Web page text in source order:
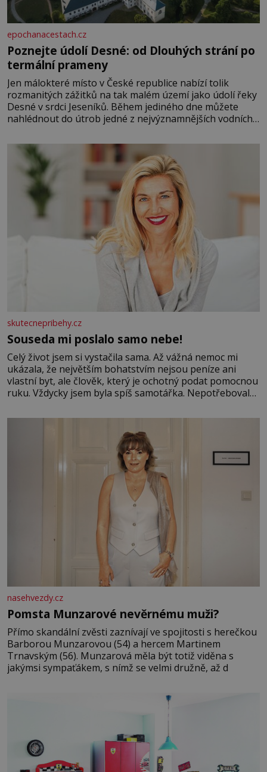
epochanacestach.cz
Poznejte údolí Desné: od Dlouhých strání po
termální prameny
Jen málokteré místo v České republice nabízí tolik
rozmanitých zážitků na tak malém území jako údolí řeky
Desné v srdci Jeseníků. Během jediného dne můžete
nahlédnout do útrob jedné z nejvýznamnějších vodních
se na koloběžce a den zakončit poznáváním památek ve
Velkých Losinách nebo v termálním
skutecnepribehy.cz
Souseda mi poslalo samo nebe!
Celý život jsem si vystačila sama. Až vážná nemoc mi
ukázala, že největším bohatstvím nejsou peníze ani
vlastní byt, ale člověk, který je ochotný podat pomocnou
ruku. Vždycky jsem byla spíš samotářka. Nepotřebovala
mi knihy, práce a hlavně klid. Hned po studiích jsem
nasehvezdy.cz
Pomsta Munzarové nevěrnému muži?
Přímo skandální zvěsti zaznívají ve spojitosti s herečkou
Barborou Munzarovou (54) a hercem Martinem
Trnavským (56). Munzarová měla být totiž viděna s
jakýmsi sympaťákem, s nímž se velmi družně, až d